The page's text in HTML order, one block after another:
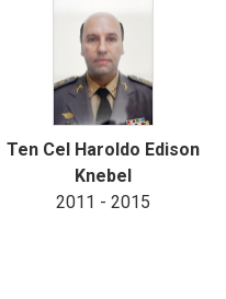
Ten Cel Haroldo Edison
Knebel
2011 - 2015